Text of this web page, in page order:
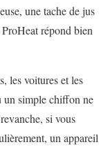
une tache de jus
répond bien
les voitures et les
un simple chiffon ne
si vous
un appareil